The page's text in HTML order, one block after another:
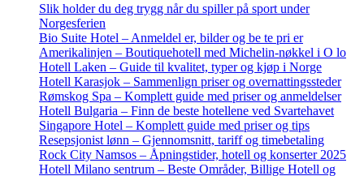
Slik holder du deg trygg når du spiller på sport under
Norgesferien
Bio Suite Hotel – Anmeldel er, bilder og be te pri er
Amerikalinjen – Boutiquehotell med Michelin-nøkkel i O lo
Hotell Laken – Guide til kvalitet, typer og kjøp i Norge
Hotell Karasjok – Sammenlign priser og overnattingssteder
Rømskog Spa – Komplett guide med priser og anmeldelser
Hotell Bulgaria – Finn de beste hotellene ved Svartehavet
Singapore Hotel – Komplett guide med priser og tips
Resepsjonist lønn – Gjennomsnitt, tariff og timebetaling
Rock City Namsos – Åpningstider, hotell og konserter 2025
Hotell Milano sentrum – Beste Områder, Billige Hotell og